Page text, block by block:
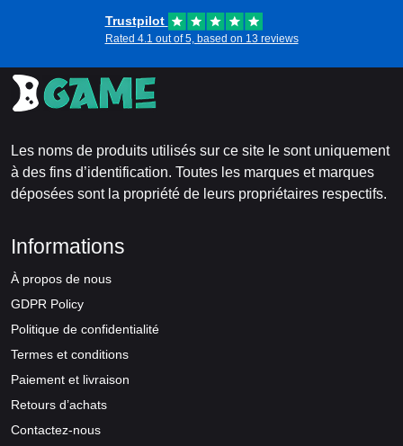
Trustpilot
Rated 4.1 out of 5, based on 13 reviews
Les noms de produits utilisés sur ce site le sont uniquement
à des fins d’identification. Toutes les marques et marques
déposées sont la propriété de leurs propriétaires respectifs.
Informations
À propos de nous
GDPR Policy
Politique de confidentialité
Termes et conditions
Paiement et livraison
Retours d’achats
Contactez-nous